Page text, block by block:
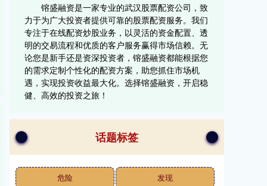
镕盛融资是一家专业的武汉股票配资公司，致
力于为广大投资者提供可靠的股票配资服务。我们
专注于在线配资炒股业务，以灵活的资金配置、透
明的交易流程和优质的客户服务赢得市场信赖。无
论您是新手还是资深投资者，镕盛融资都能根据您
的需求定制个性化的配资方案，助您抓住市场机
遇，实现投资收益最大化。选择镕盛融资，开启稳
健、高效的投资之旅！
话题标签
危险 发现